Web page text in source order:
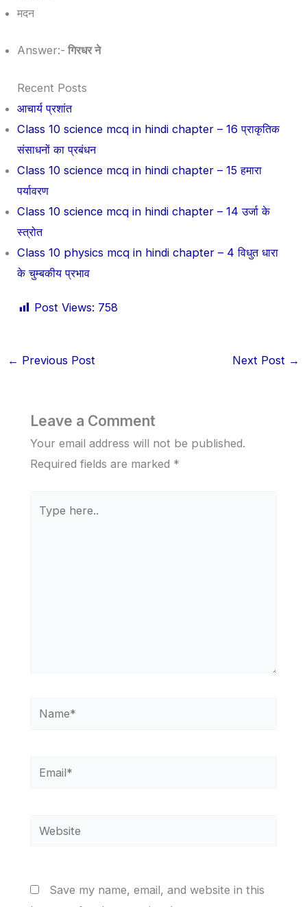
मदन
Answer:- गिरधर ने
Recent Posts
आचार्य प्रशांत
Class 10 science mcq in hindi chapter – 16 प्राकृतिक
संसाधनों का प्रबंधन
Class 10 science mcq in hindi chapter – 15 हमारा
पर्यावरण
Class 10 science mcq in hindi chapter – 14 उर्जा के
स्त्रोत
Class 10 physics mcq in hindi chapter – 4 विधुत धारा
के चुम्बकीय प्रभाव
Post Views: 758
← Previous Post Next Post →
Leave a Comment
Your email address will not be published.
Required fields are marked *
here..
Name*
Email*
Website
Save my name, email, and website in this